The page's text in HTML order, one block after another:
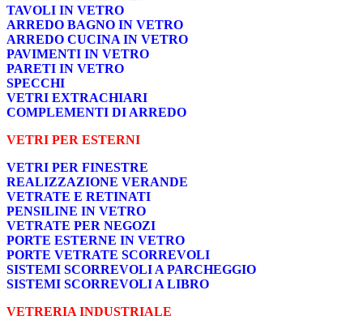
TAVOLI IN VETRO
ARREDO BAGNO IN VETRO
ARREDO CUCINA IN VETRO
PAVIMENTI IN VETRO
PARETI IN VETRO
SPECCHI
VETRI EXTRACHIARI
COMPLEMENTI DI ARREDO
VETRI PER ESTERNI
VETRI PER FINESTRE
REALIZZAZIONE VERANDE
VETRATE E RETINATI
PENSILINE IN VETRO
VETRATE PER NEGOZI
PORTE ESTERNE IN VETRO
PORTE VETRATE SCORREVOLI
SISTEMI SCORREVOLI A PARCHEGGIO
SISTEMI SCORREVOLI A LIBRO
VETRERIA INDUSTRIALE